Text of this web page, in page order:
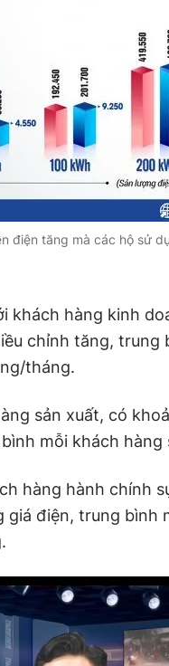
điện tăng mà các hộ sử
khách hàng kinh
chỉnh tăng,
tháng.
sản xuất, có
mỗi khách
hàng hành chính
giá điện, trung bình